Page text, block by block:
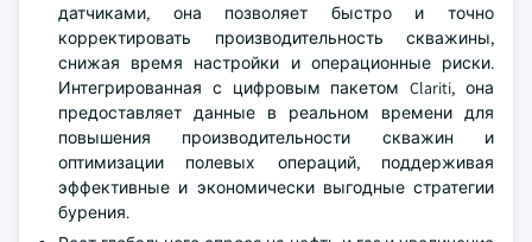
датчиками, она позволяет быстро и точно
корректировать производительность скважины,
снижая время настройки и операционные риски.
Интегрированная с цифровым пакетом Clariti, она
предоставляет данные в реальном времени для
повышения производительности скважин и
оптимизации полевых операций, поддерживая
эффективные и экономически выгодные стратегии
бурения.